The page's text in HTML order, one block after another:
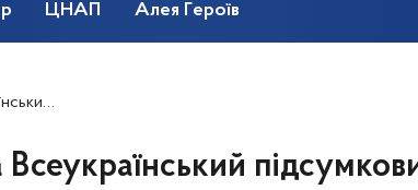
ЦНАП Алея Героїв
органів
Всеукраїнський